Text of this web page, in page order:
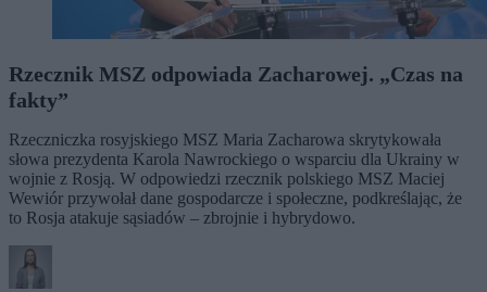
Rzecznik MSZ odpowiada Zacharowej. „Czas na
fakty”
Rzeczniczka rosyjskiego MSZ Maria Zacharowa skrytykowała
słowa prezydenta Karola Nawrockiego o wsparciu dla Ukrainy w
wojnie z Rosją. W odpowiedzi rzecznik polskiego MSZ Maciej
Wewiór przywołał dane gospodarcze i społeczne, podkreślając, że
to Rosja atakuje sąsiadów – zbrojnie i hybrydowo.